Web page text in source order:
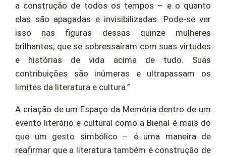
a construção de todos os tempos – e o quanto
elas são apagadas e invisibilizadas. Pode-se ver
isso nas figuras dessas quinze mulheres
brilhantes, que se sobressaíram com suas virtudes
e histórias de vida acima de tudo. Suas
contribuições são inúmeras e ultrapassam os
limites da literatura e cultura.”
A criação de um Espaço da Memória dentro de um
evento literário e cultural como a Bienal é mais do
que um gesto simbólico – é uma maneira de
reafirmar que a literatura também é construção de